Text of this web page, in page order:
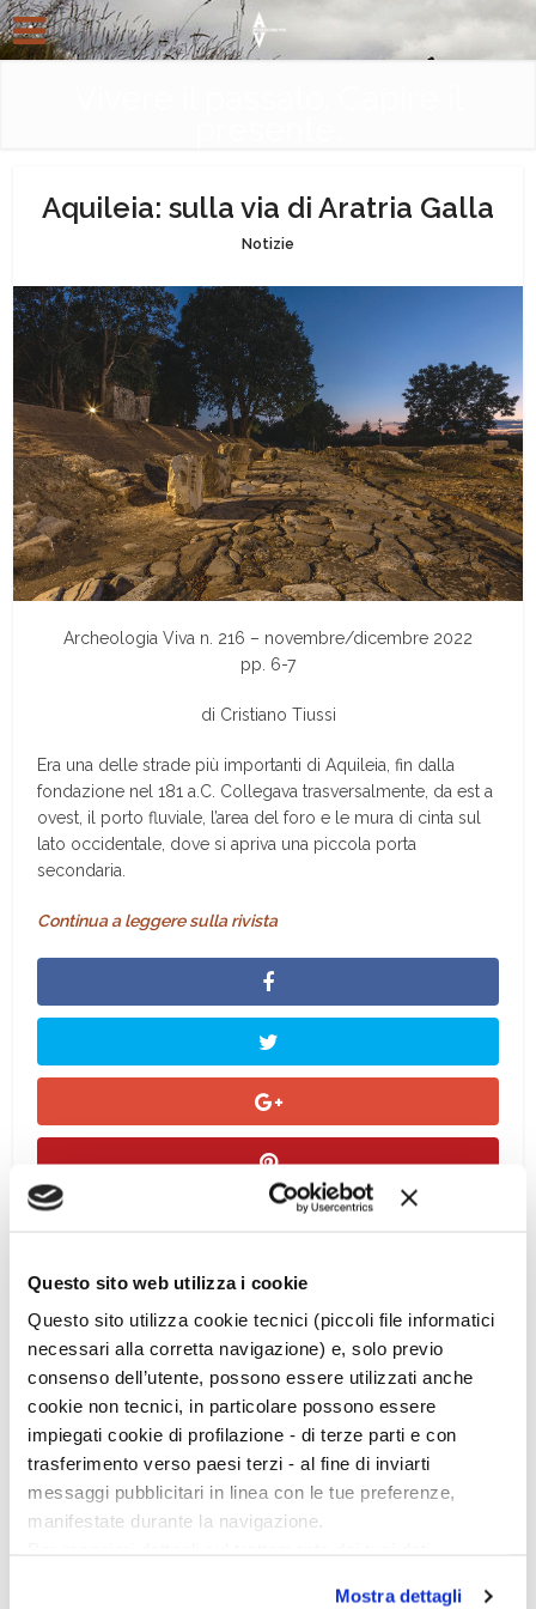
Questo sito web utilizza i cookie
Questo sito utilizza cookie tecnici (piccoli file informatici
necessari alla corretta navigazione) e, solo previo
consenso dell’utente, possono essere utilizzati anche
cookie non tecnici, in particolare possono essere
impiegati cookie di profilazione - di terze parti e con
trasferimento verso paesi terzi - al fine di inviarti
messaggi pubblicitari in linea con le tue preferenze,
manifestate durante la navigazione.
Mostra dettagli
Aquileia: sulla via di Aratria Galla
Notizie
Archeologia Viva n. 216 – novembre/dicembre 2022
pp. 6-7
di Cristiano Tiussi
Era una delle strade più importanti di Aquileia, fin dalla
fondazione nel 181 a.C. Collegava trasversalmente, da est a
ovest, il porto fluviale, l’area del foro e le mura di cinta sul
lato occidentale, dove si apriva una piccola porta
secondaria.
Continua a leggere sulla rivista
Ciclo di conferenze